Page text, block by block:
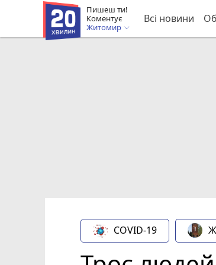
Пишеш ти!
Коментує
Житомир
Всі новини
COVID-19